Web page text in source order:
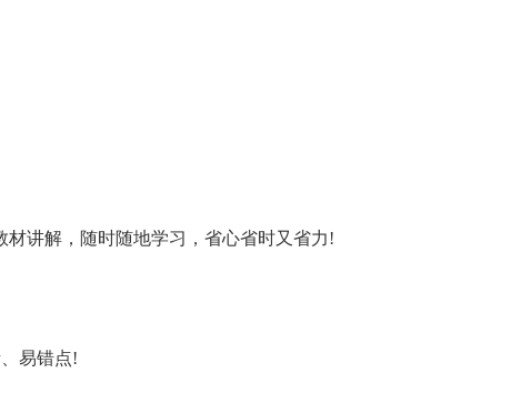
讲解，随时随地学习，省心省时又省力!
易错点!